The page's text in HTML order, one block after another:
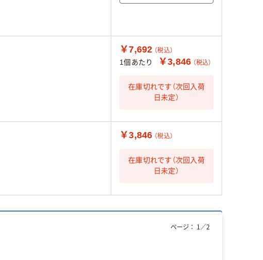
￥7,692 （税込）
1個あたり ￥3,846 （税込）
在庫切れです（次回入荷
日未定）
￥3,846 （税込）
在庫切れです（次回入荷
日未定）
ページ： 1 ／2